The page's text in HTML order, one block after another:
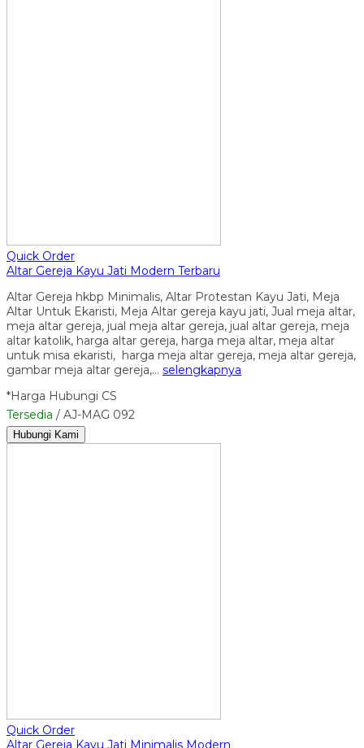
Quick Order
Altar Gereja Kayu Jati Modern Terbaru
Altar Gereja hkbp Minimalis, Altar Protestan Kayu Jati, Meja
Altar Untuk Ekaristi, Meja Altar gereja kayu jati, Jual meja altar,
meja altar gereja, jual meja altar gereja, jual altar gereja, meja
altar katolik, harga altar gereja, harga meja altar, meja altar
untuk misa ekaristi, harga meja altar gereja, meja altar gereja,
gambar meja altar gereja,… selengkapnya
*Harga Hubungi CS
Tersedia / AJ-MAG 092
Hubungi Kami
Quick Order
Altar Gereja Kayu Jati Minimalis Modern